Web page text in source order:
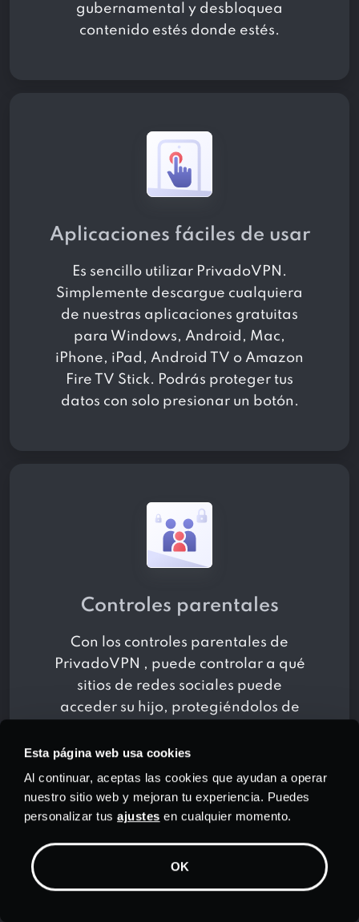
Esta página web usa cookies
Al continuar, aceptas las cookies que ayudan a operar
nuestro sitio web y mejoran tu experiencia. Puedes
personalizar tusajustes en cualquier momento.
OK
gubernamental y desbloquea
contenido estés donde estés.
Aplicaciones fáciles de usar
Es sencillo utilizar PrivadoVPN.
Simplemente descargue cualquiera
de nuestras aplicaciones gratuitas
para Windows, Android, Mac,
iPhone, iPad, Android TV o Amazon
Fire TV Stick. Podrás proteger tus
datos con solo presionar un botón.
Controles parentales
Con los controles parentales de
PrivadoVPN , puede controlar a qué
sitios de redes sociales puede
acceder su hijo, protegiéndolos de
interacciones con personas
peligrosas.